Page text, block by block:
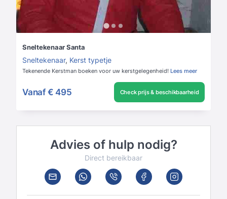
Sneltekenaar Santa
Sneltekenaar, Kerst typetje
Tekenende Kerstman boeken voor uw kerstgelegenheid! Lees meer
Vanaf € 495 Check prijs & beschikbaarheid
Advies of hulp nodig?
Direct bereikbaar